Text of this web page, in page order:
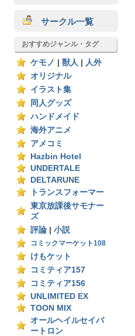
サークル一覧
おすすめジャンル・タグ
ケモノ 獣人
人外
オリジナル
イラスト集
同人グッズ
ハンドメイド
海外アニメ
アメコミ
Hazbin Hotel
UNDERTALE
DELTARUNE
トランスフォーマー
東京放課後サモナー
ズ
評論
小説
コミックマーケット108
けもケット
コミティア157
コミティア156
UNLIMITED EX
TOON MIX
オールヘイルセイバ
ートロン